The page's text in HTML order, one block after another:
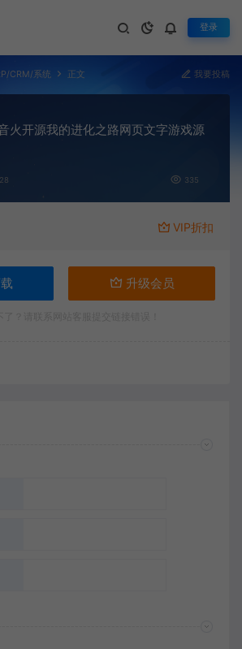
登录
CRM/系统 正文 我要投稿
火开源我的进化之路网页文字游戏源
335
VIP折扣
升级会员